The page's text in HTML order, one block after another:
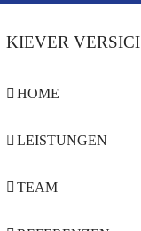
KIEVER
HOME
LEISTUNGEN
TEAM